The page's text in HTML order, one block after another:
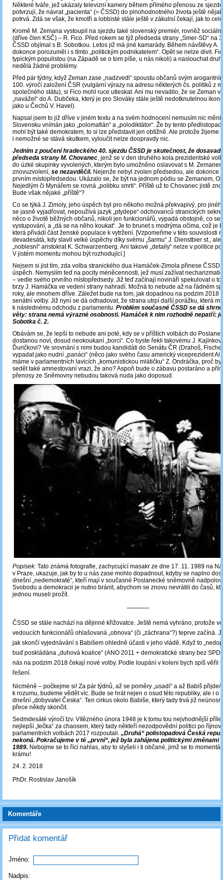
Některé tváře, jež ukázaly televizní kamery během přímého přenosu ze
potvrzují, že návrat „pacienta“ (= ČSSD) do plnohodnotného života ještě
potrvá. Zdá se však, že kmotři a lobbisté stále ještě v zákulisí čekají, jak to
Kromě M. Zemana vystoupil na sjezdu také slovenský premiér, rovněž
(dříve člen KSČ) – R. Fico. Před rokem se týž předseda strany „Smer-SD“ na
ČSSD objímal s B. Sobotkou. Letos již má jiné kamarády. Během návštěvy A.
dokonce porozuměl i s tímto „politickým podnikatelem“. Opět se nelze divit.
typickým populistou (na Západě se o tom píše, u nás nikoli) a naslouchat
nedělá žádné problémy.
Před pár týdny, když Zeman zase „nadzvedl“ spoustu občanů svým
100. výročí založení ČSR (vulgární výrazy na adresu některých čs. politiků z
společného státu), si Fico mohl ruce utleskat. Ani mu nevadilo, že se Zeman
„navážel“ do A. Dubčeka, který je pro Slováky stále ještě nedotknutelnou
jako u Čechů V. Havel).
Napsal jsem to již dříve v jiném textu a na svém hodnocení nemusím nic
Slovensku vnímán jako „polomafián“ a „polodiktátor“. Že by tento
mohl být také demokratem, to si lze představit jen obtížně. Ale protože žijeme
i nemožné se stává skutkem, vyloučit nelze doopravdy nic.
Jedním z poučení hradeckého 40. sjezdu ČSSD je skutečnost, že
předseda strany M. Chovanec, jenž se v den druhého kola prezidentské
do úzké skupinky vyvolených, kterým bylo umožněno oslavovat s M.
znovuzvolení, se nezavděčil. Nejenže nebyl zvolen předsedou, ale dokonce
prvním místopředsedou. Ukázalo se, že být na jednom pódiu se Zemanem,
Nejedlým či Mynářem se rovná „polibku smrti“. Příště už to Chovanec jistě
Bude však nějaké „příště“?
Co se týká J. Zimoly, jeho úspěch byl pro někoho možná překvapivý, pro
se jasně vyjadřovat, nepoužívá jazyk „ptydepe“ odchovanců stranických
něco o životě běžných občanů, nikoli jen funkcionářů, vypadá obstojně, co se
vystupování, a „dá se na něho koukat“. Je to brunet s modrýma očima, což je
která přivádí část ženské populace k vytržení. [Vzpomeňme v této souvislosti
devadesátá, kdy slavil velké úspěchy díky svému „šarmu“ J. Dienstbier st.,
„noblesní“ aristokrat K. Schwarzenberg. Ani takové „detaily“ nelze v politice
V jistém momentu mohou být rozhodující.]
Nejsem si jist tím, zda volba stranického dua Hamáček-Zimola přinese ČSSD
úspěch. Nemyslím teď na pocity méněcennosti, jež musí zažívat
‒ vedle svého prvního místopředsedy. Již teď začínají novináři spekulovat o
brzy J. Hamáčka ve vedení strany nahradí. Možná to nebude až na řádném
roky, ale mnohem dříve. Záležet bude na tom, jak dopadnou na podzim 2018
senátní volby. Již nyní se dá odhadovat, že strana utrpí další porážku, která
k následnému odchodu z parlamentu. Problém současné ČSSD se dá
věty: strana nemá výrazné osobnosti. Hamáček k nim rozhodně nepatří:
Sobotka č. 2.
Obávám se, že lepší to nebude ani poté, kdy se v příštích volbách do
dostanou noví, dosud neokoukaní „borci“. Co byste řekli takovému J.
Ďuričkovi? Ve srovnání s nimi budou kandidáti do Senátu ČR (Drahoš,
vypadat jako nudní „panáci“ (něco jako svého času americký viceprezident Al
máme v parlamentních lavicích „komunistickou mlátičku“ Z. Ondráčka, proč
sedět také amnestovaní vrazi, že ano? Aspoň bude o zábavu postaráno a
přenosy ze Sněmovny nebudou taková nuda jako doposud.
Popisek: Tato známá fotografie, zachycující masakr ze dne 17. 11. 1989 na
v Praze, ukazuje, jak by to u nás zase mohlo dopadnout, kdyby se naplno
dnešní „nedemokraté“, kteří mají v současné Poslanecké sněmovně
Svobodu a demokracii je nutno bránit, abychom se znovu nevrátili do časů,
jednou museli prožít.
─────
ČSSD se stále nachází na dějinné křižovatce. Ještě nemá vyhráno, protože
vedoucích funkcionářů ohlašovaná „obnova“ (či „záchrana“?) teprve začíná.
jak skončí vyjednávání s Babišem ohledně účasti v jeho vládě. Když to
buď poskládána „duhová koalice“ (ANO 2011 + demokratické strany bez SPD
nás na podzim 2018 čekají nové volby. Podle loupání v koleni bych spíš věřil
řešení.
Nicméně – počkejme si! Za pár týdnů, až se poměry „usadí“ a až Babiš
k rozumu, budeme vědět víc. Bude se hrát nejen o osud této republiky, ale i o
dnešní „dobyvatel Česka“. Ten cirkus okolo Babiše, který tady trvá již
přece někdy skončit.
Sedmdesáté výročí tzv. Vítězného února 1948 je k tomu tou nejvhodnější
nejlepší „tečka“ za chaosem, který tady někteří nezodpovědní politici po
parlamentních volbách 2017 rozpoutali. „Druhá“ polistopadová Česká
nekoná. Pokračujeme v té „první“, jež byla zahájena politickými změnami
1989. Nebojme se to říci nahlas, aby to slyšeli i ti občané, jimž se to
krámu!
24. 2. 2018
PhDr. Rostislav Janošík
Komentáře
Přidat komentář
Jméno:
Nadpis: